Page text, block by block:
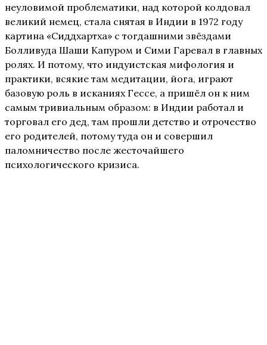
неуловимой проблематики, над которой колдовал
великий немец, стала снятая в Индии в 1972 году
картина «Сиддхартха» с тогдашними звёздами
Болливуда Шаши Капуром и Сими Гаревал в главных
ролях. И потому, что индуистская мифология и
практики, всякие там медитации, йога, играют
базовую роль в исканиях Гессе, а пришёл он к ним
самым тривиальным образом: в Индии работал и
торговал его дед, там прошли детство и отрочество
его родителей, потому туда он и совершил
паломничество после жесточайшего
психологического кризиса.